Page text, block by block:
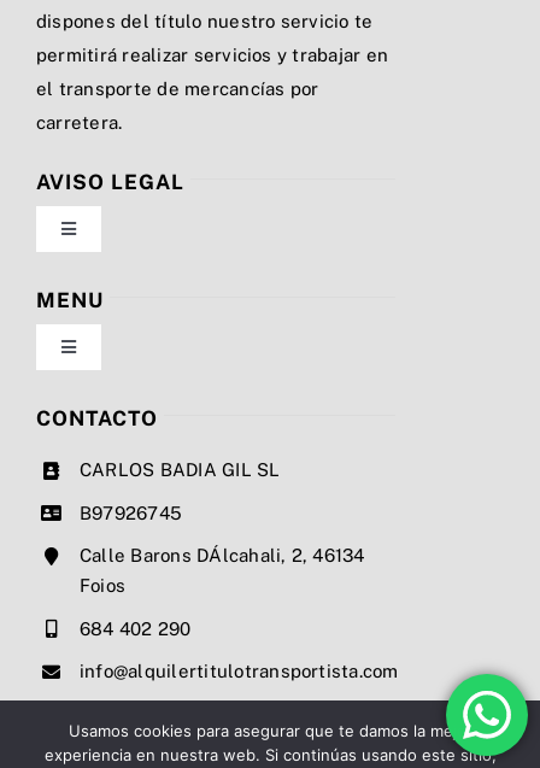
dispones del título nuestro servicio te
permitirá realizar servicios y trabajar en
el transporte de mercancías por
carretera.
AVISO LEGAL
Toggle
Navigation
Política de privacidad
Condiciones de uso
MENU
Toggle
Navigation
Nosotros
Precios
Contacto
CONTACTO
CARLOS BADIA GIL SL
B97926745
Calle Barons DÁlcahali, 2, 46134
Foios
684 402 290
info@alquilertitulotransportista.com
Usamos cookies para asegurar que te damos la mejor
experiencia en nuestra web. Si continúas usando este sitio,